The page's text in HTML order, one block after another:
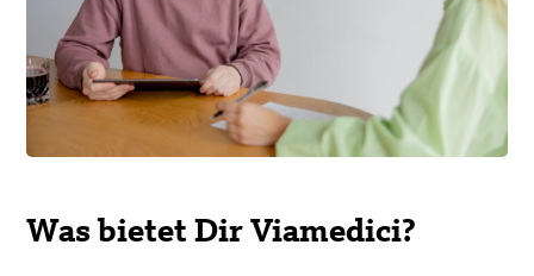
Was bietet Dir Viamedici?